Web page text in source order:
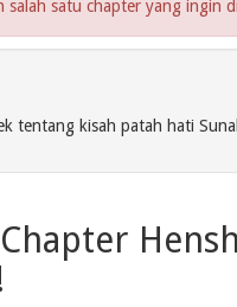
salah satu chapter yang ingin
tentang kisah patah hati